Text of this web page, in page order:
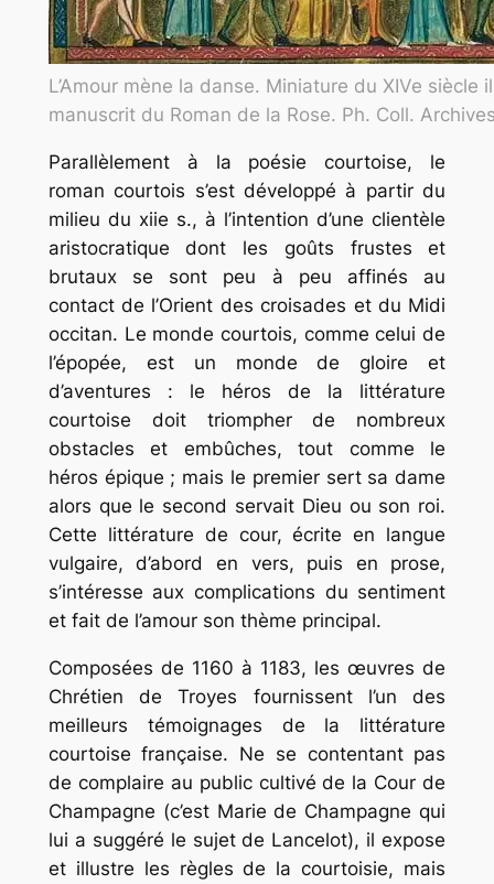
L’Amour mène la danse. Miniature du XIVe siècle
manuscrit du Roman de la Rose. Ph. Coll.
Parallèlement à la poésie courtoise, le
roman courtois s’est développé à partir du
milieu du xiie s., à l’intention d’une clientèle
aristocratique dont les goûts frustes et
brutaux se sont peu à peu affinés au
contact de l’Orient des croisades et du Midi
occitan. Le monde courtois, comme celui de
l’épopée, est un monde de gloire et
d’aventures : le héros de la littérature
courtoise doit triompher de nombreux
obstacles et embûches, tout comme le
héros épique ; mais le premier sert sa dame
alors que le second servait Dieu ou son roi.
Cette littérature de cour, écrite en langue
vulgaire, d’abord en vers, puis en prose,
s’intéresse aux complications du sentiment
et fait de l’amour son thème principal.
Composées de 1160 à 1183, les œuvres de
Chrétien de Troyes fournissent l’un des
meilleurs témoignages de la littérature
courtoise française. Ne se contentant pas
de complaire au public cultivé de la Cour de
Champagne (c’est Marie de Champagne qui
lui a suggéré le sujet de Lancelot), il expose
et illustre les règles de la courtoisie, mais